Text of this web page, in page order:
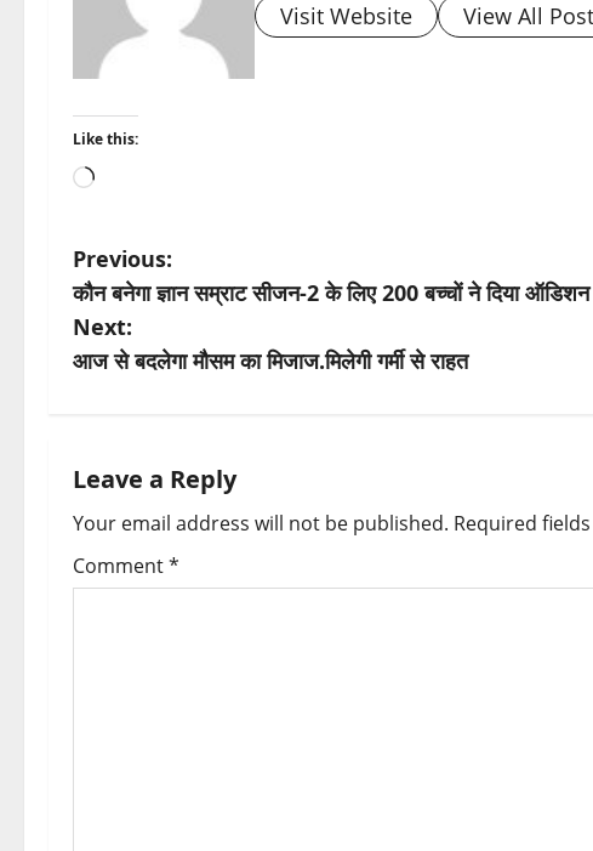
Visit Website View All
Like this:
Loading…
P
o
s
n
a
v
Previous:
कौन बनेगा ज्ञान सम्राट सीजन-2 के लिए 200 बच्चों ने दिया ऑडिशन
Next:
आज से बदलेगा मौसम का मिजाज.मिलेगी गर्मी से राहत
Leave a Reply
Your email address will not be published. Required
Comment*